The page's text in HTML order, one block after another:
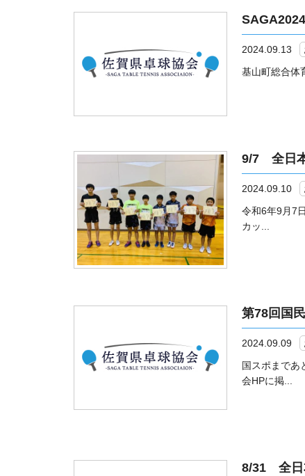
2024.09.13
基山町総合体
9/7 全日
2024.09.10
令和6年9月7
カッ...
第78回国
2024.09.09
国スポまであ
会HPに掲...
8/31 全日